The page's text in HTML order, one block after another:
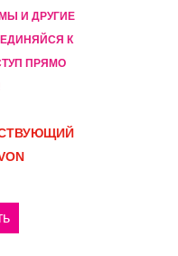
И ДРУГИЕ
К
ПРЯМО